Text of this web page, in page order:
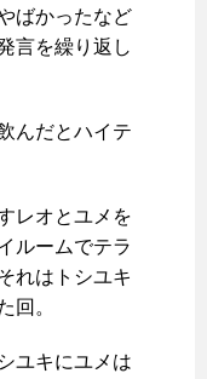
ばかったなど
言を繰り返し
んだとハイテ
レオとユメを
ルームでテラ
れはトシユキ
回。
ユキにユメは